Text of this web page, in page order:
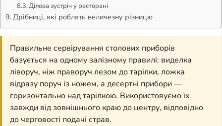
Ділова зустріч у ресторані
Дрібниці, які роблять величезну різницю
Правильне сервірування столових приборів
базується на одному залізному правилі: виделка
ліворуч, ніж праворуч лезом до тарілки, ложка
відразу поруч із ножем, а десертні прибори —
горизонтально над тарілкою. Використовуємо їх
завжди від зовнішнього краю до центру, відповідно
до черговості подачі страв.